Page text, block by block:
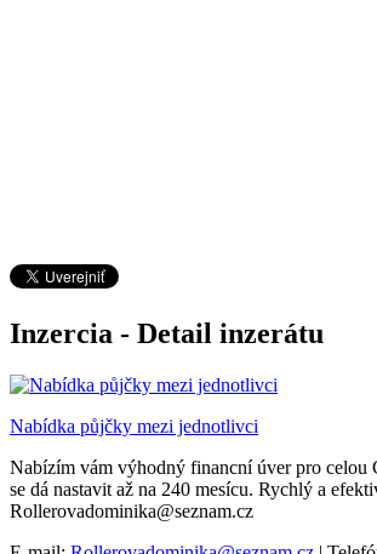
Inzercia - Detail inzerátu
Nabídka půjčky mezi jednotlivci
Nabízím vám výhodný financní úver pro celou
se dá nastavit až na 240 mesícu. Rychlý a
Rollerovadominika@seznam.cz